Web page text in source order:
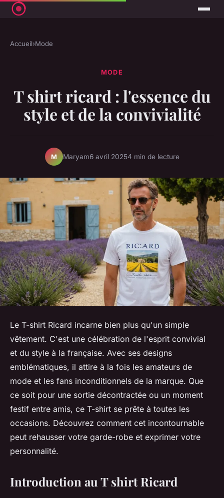
Accueil›Mode
MODE
T shirt ricard : l'essence du
style et de la convivialité
M Maryam6 avril 20254 min de lecture
Le T-shirt Ricard incarne bien plus qu'un simple
vêtement. C'est une célébration de l'esprit convivial
et du style à la française. Avec ses designs
emblématiques, il attire à la fois les amateurs de
mode et les fans inconditionnels de la marque. Que
ce soit pour une sortie décontractée ou un moment
festif entre amis, ce T-shirt se prête à toutes les
occasions. Découvrez comment cet incontournable
peut rehausser votre garde-robe et exprimer votre
personnalité.
Introduction au T shirt Ricard